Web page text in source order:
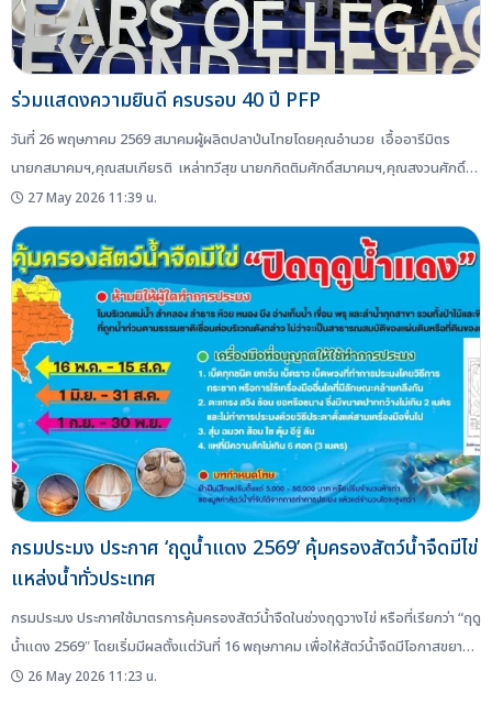
ร่วมแสดงความยินดี ครบรอบ 40 ปี PFP
วันที่ 26 พฤษภาคม 2569 สมาคมผู้ผลิตปลาป่นไทยโดยคุณอำนวย เอื้ออารีมิตร
นายกสมาคมฯ,คุณสมเกียรติ เหล่าทวีสุข นายกกิตติมศักดิ์สมาคมฯ,คุณสงวนศักดิ์
อัครวรินทร์ชัย นายกกิตติมศักดิ์สมาคมฯ พร้อมด้วยคณะกรรมการบริหารสมาคมฯ
ร่วมแสดงความยินดีกับคุณทวี ปิยะพัฒนา ที่ปรึกษากิตติมศักดิ์สมาคมฯ ในโอกาสงาน
เฉลิมฉลอง ครบรอบ 40 ปี PFP ...
27 May 2026 11:39 น.
กรมประมง ประกาศ ‘ฤดูน้ำแดง 2569’ คุ้มครองสัตว์น้ำจืดมีไข่
แหล่งน้ำทั่วประเทศ
กรมประมง ประกาศใช้มาตรการคุ้มครองสัตว์น้ำจืดในช่วงฤดูวางไข่ หรือที่เรียกว่า “ฤดู
น้ำแดง 2569″ โดยเริ่มมีผลตั้งแต่วันที่ 16 พฤษภาคม เพื่อให้สัตว์น้ำจืดมีโอกาสขยาย
พันธุ์และเพิ่มจำนวนในแหล่งน้ำธรรมชาติทั่วประเทศ ฤดูน้ำแดงคืออะไร ฤดูน้ำแดง คือ
26 May 2026 11:23 น.